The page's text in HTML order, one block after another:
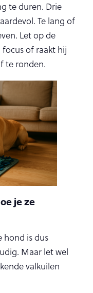
te duren. Drie
Te lang of
Let op de
of raakt hij
te ronden.
je ze
hond is dus
Maar let wel
valkuilen